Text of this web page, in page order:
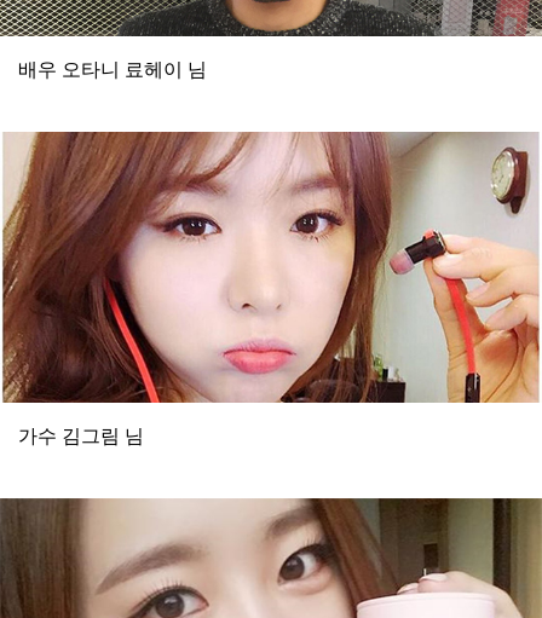
배우 오타니 료헤이 님
가수 김그림 님